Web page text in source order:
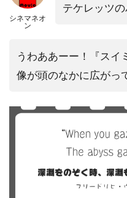
トム・ハーディ
トム・マッゴーワン
トライスター・ピク
トライマーク・ピク
トランスフォーマー
トラヴィス・アダム
シネマネオ
ン
テケレッツ
うわああーー！『スイ
像が頭のなかに広がっ